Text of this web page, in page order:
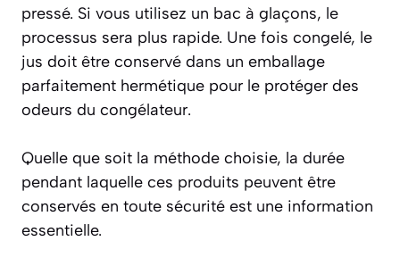
pressé. Si vous utilisez un bac à glaçons, le
processus sera plus rapide. Une fois congelé, le
jus doit être conservé dans un emballage
parfaitement hermétique pour le protéger des
odeurs du congélateur.
Quelle que soit la méthode choisie, la durée
pendant laquelle ces produits peuvent être
conservés en toute sécurité est une information
essentielle.